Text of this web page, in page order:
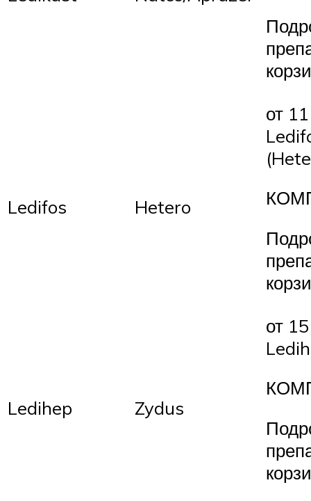
Ledifos Hetero
от
Ledihep Zydus
от